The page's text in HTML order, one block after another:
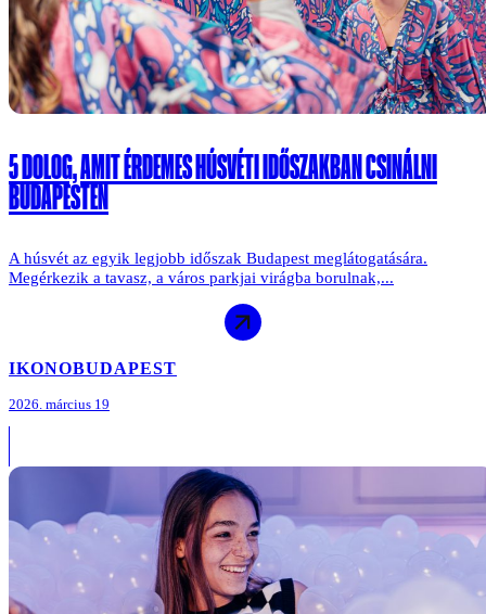
5 DOLOG, AMIT ÉRDEMES HÚSVÉTI IDŐSZAKBAN CSINÁLNI
BUDAPESTEN
A húsvét az egyik legjobb időszak Budapest meglátogatására.
Megérkezik a tavasz, a város parkjai virágba borulnak,...
IKONOBUDAPEST
2026. március 19